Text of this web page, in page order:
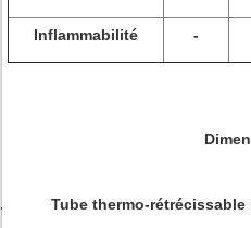
Inflammabilité -
Tube thermo-